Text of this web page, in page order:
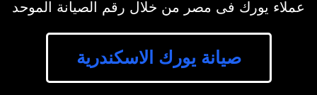
عملاء يورك فى مصر من خلال رقم الصيانة الموحد
صيانة يورك الاسكندرية